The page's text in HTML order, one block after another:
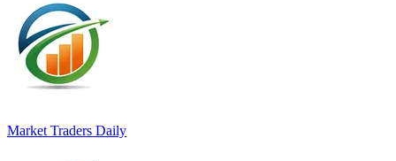
Market Traders Daily